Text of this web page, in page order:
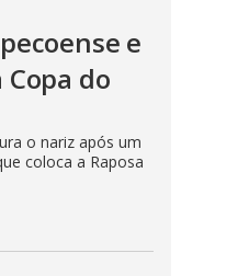
e
do
o nariz após um
coloca a Raposa